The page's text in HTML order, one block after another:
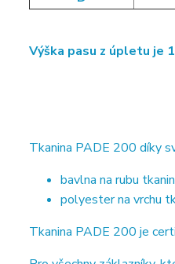
Výška pasu z úpletu je
Tkanina PADE 200 díky
bavlna na rubu
polyester na vrchu
Tkanina PADE 200 je